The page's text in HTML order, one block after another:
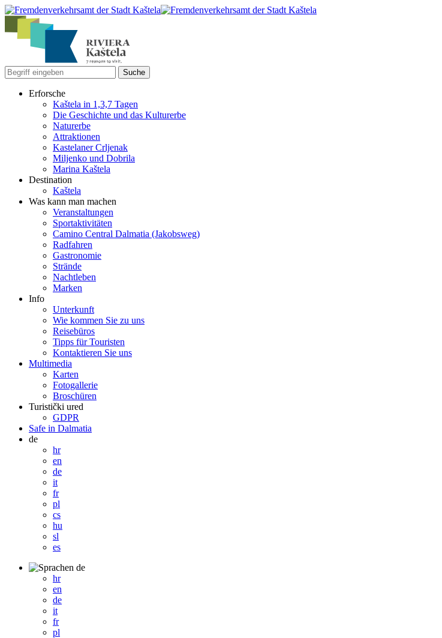
Erforsche
Kaštela in 1,3,7 Tagen
Die Geschichte und das Kulturerbe
Naturerbe
Attraktionen
Kastelaner Crljenak
Miljenko und Dobrila
Marina Kaštela
Destination
Kaštela
Was kann man machen
Veranstaltungen
Sportaktivitäten
Camino Central Dalmatia (Jakobsweg)
Radfahren
Gastronomie
Strände
Nachtleben
Marken
Info
Unterkunft
Wie kommen Sie zu uns
Reisebüros
Tipps für Touristen
Kontaktieren Sie uns
Multimedia
Karten
Fotogallerie
Broschüren
Turistički ured
GDPR
Safe in Dalmatia
de
hr
en
de
it
fr
pl
cs
hu
sl
es
de
hr
en
de
it
fr
pl